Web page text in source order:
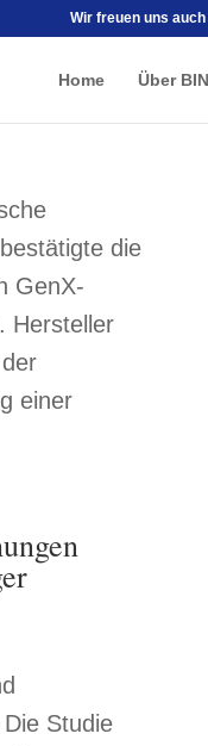
Wir freuen uns
Home Über
die
GenX-
Hersteller
einer
Studie